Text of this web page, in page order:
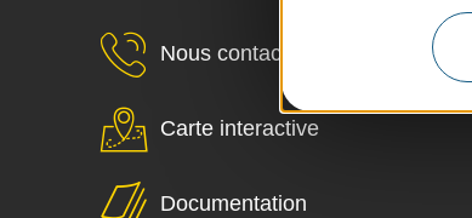
Nous contacter
Carte interactive
Documentation